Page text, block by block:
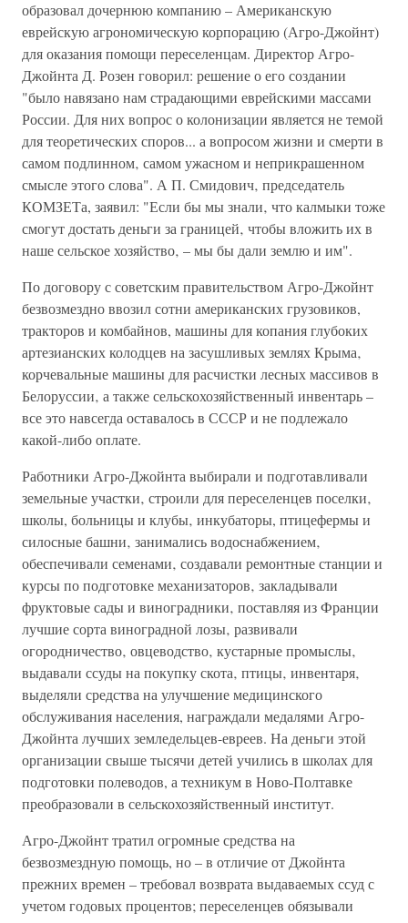
образовал дочернюю компанию – Американскую
еврейскую агрономическую корпорацию (Агро-Джойнт)
для оказания помощи переселенцам. Директор Агро-
Джойнта Д. Розен говорил: решение о его создании
"было навязано нам страдающими еврейскими массами
России. Для них вопрос о колонизации является не темой
для теоретических споров... а вопросом жизни и смерти в
самом подлинном‚ самом ужасном и неприкрашенном
смысле этого слова". А П. Смидович‚ председатель
КОМЗЕТа, заявил: "Если бы мы знали‚ что калмыки тоже
смогут достать деньги за границей‚ чтобы вложить их в
наше сельское хозяйство‚ – мы бы дали землю и им".
По договору с советским правительством Агро-Джойнт
безвозмездно ввозил сотни американских грузовиков,
тракторов и комбайнов, машины для копания глубоких
артезианских колодцев на засушливых землях Крыма‚
корчевальные машины для расчистки лесных массивов в
Белоруссии‚ а также сельскохозяйственный инвентарь –
все это навсегда оставалось в СССР и не подлежало
какой-либо оплате.
Работники Агро-Джойнта выбирали и подготавливали
земельные участки‚ строили для переселенцев поселки‚
школы, больницы и клубы‚ инкубаторы, птицефермы и
силосные башни‚ занимались водоснабжением‚
обеспечивали семенами‚ создавали ремонтные станции и
курсы по подготовке механизаторов‚ закладывали
фруктовые сады и виноградники‚ поставляя из Франции
лучшие сорта виноградной лозы‚ развивали
огородничество‚ овцеводство‚ кустарные промыслы‚
выдавали ссуды на покупку скота‚ птицы‚ инвентаря‚
выделяли средства на улучшение медицинского
обслуживания населения, награждали медалями Агро-
Джойнта лучших земледельцев-евреев. На деньги этой
организации свыше тысячи детей учились в школах для
подготовки полеводов, а техникум в Ново-Полтавке
преобразовали в сельскохозяйственный институт.
Агро-Джойнт тратил огромные средства на
безвозмездную помощь, но – в отличие от Джойнта
прежних времен – требовал возврата выдаваемых ссуд с
учетом годовых процентов; переселенцев обязывали